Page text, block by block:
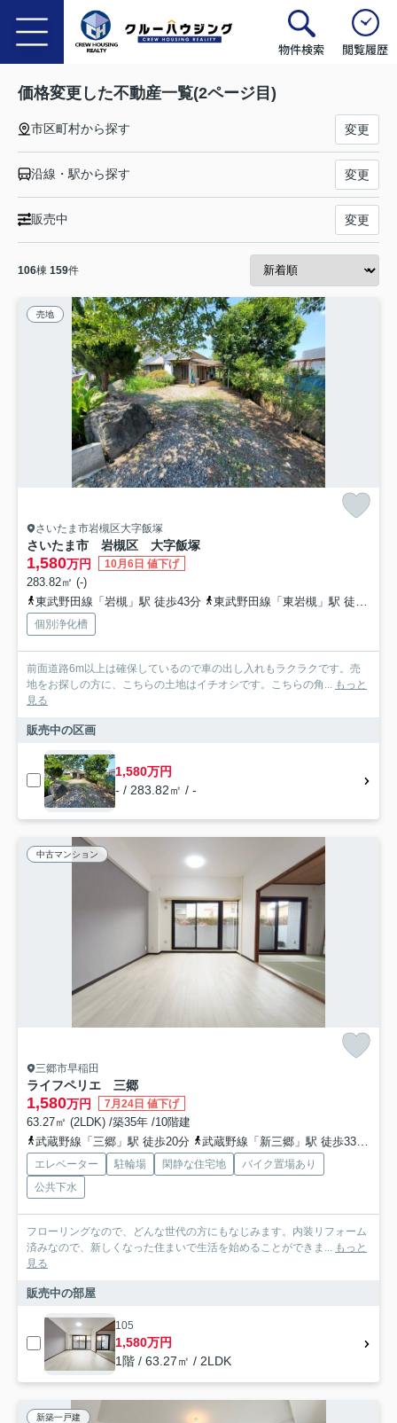
物件検索 閲覧履歴
価格変更した不動産一覧(2ページ目)
市区町村から探す 変更
沿線・駅から探す 変更
販売中 変更
106棟 159件
売地
さいたま市岩槻区大字飯塚
さいたま市 岩槻区 大字飯塚
1,580万円 10月6日 値下げ
283.82㎡ (-)
東武野田線「岩槻」駅 徒歩43分
東武野田線「東岩槻」駅 徒歩50分
個別浄化槽
前面道路6m以上は確保しているので車の出し入れもラクラクです。売
地をお探しの方に、こちらの土地はイチオシです。こちらの角...
もっと
見る
販売中の区画
1,580万円
- / 283.82㎡ / -
中古マンション
三郷市早稲田
ライフペリエ 三郷
1,580万円 7月24日 値下げ
63.27㎡ (2LDK) /築35年 /10階建
武蔵野線「三郷」駅 徒歩20分
武蔵野線「新三郷」駅 徒歩33分
エレベーター 駐輪場 閑静な住宅地
バイク置場あり
公共下水
フローリングなので、どんな世代の方にもなじみます。内装リフォーム
済みなので、新しくなった住まいで生活を始めることができま...
もっと
見る
販売中の部屋
105
1,580万円
1階 / 63.27㎡ / 2LDK
新築一戸建